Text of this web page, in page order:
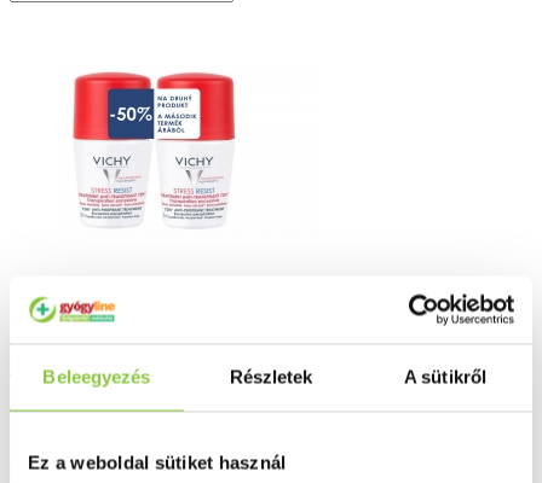
Beleegyezés Részletek A sütikről
Ez a weboldal sütiket használ
Vichy izzadságszabályozó stress resist
intenzív dezodor golyós duopack 50 ml +
50 ml
8 590 Ft